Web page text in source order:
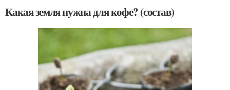
Какая земля нужна для кофе? (состав)